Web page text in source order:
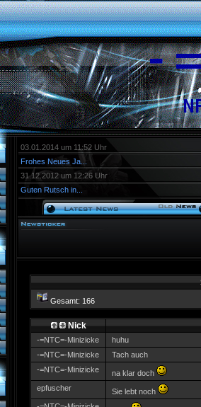
03.01.2014 um 11:52 Uhr
Frohes Neues Ja...
31.12.2012 um 12:26 Uhr
Guten Rutsch in...
Gesamt: 166
Nick
-=NTC=-Minizicke
huhu
-=NTC=-Minizicke
Tach auch
-=NTC=-Minizicke
na klar doch
epfuscher
Sie lebt noch